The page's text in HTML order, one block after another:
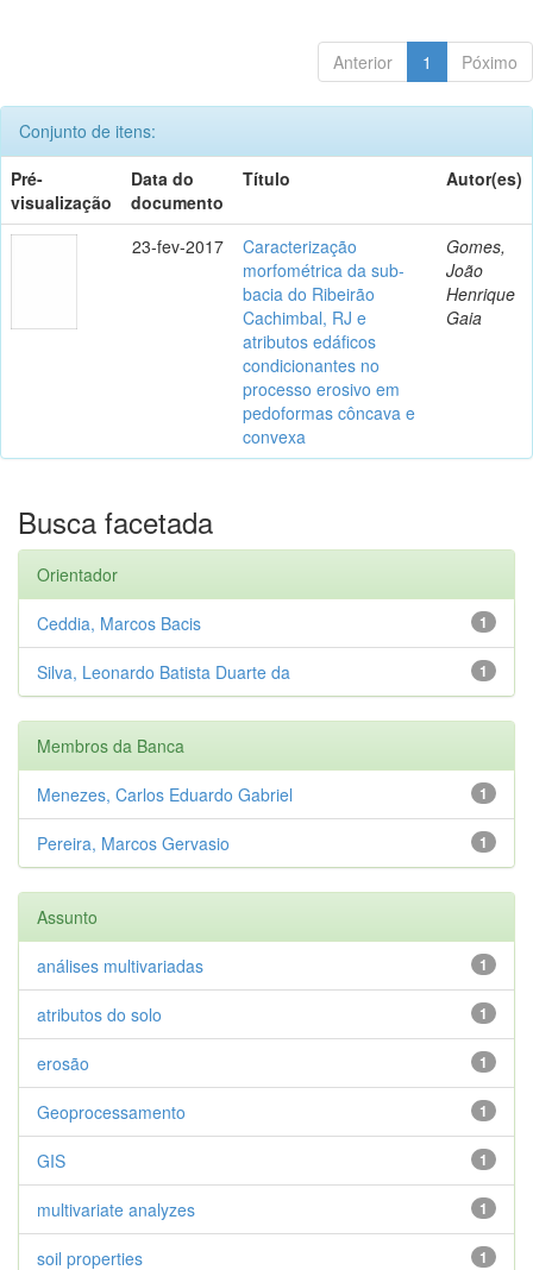
Anterior 1 Póximo
Conjunto de itens:
Pré-
visualização
Data do
documento
Título Autor(es)
23-fev-2017
Caracterização
morfométrica da sub-
bacia do Ribeirão
Cachimbal, RJ e
atributos edáficos
condicionantes no
processo erosivo em
pedoformas côncava e
convexa
Gomes,
João
Henrique
Gaia
Busca facetada
Orientador
1
Ceddia, Marcos Bacis
1
Silva, Leonardo Batista Duarte da
Membros da Banca
1
Menezes, Carlos Eduardo Gabriel
1
Pereira, Marcos Gervasio
Assunto
1
análises multivariadas
1
atributos do solo
1
erosão
1
Geoprocessamento
1
GIS
1
multivariate analyzes
1
soil properties